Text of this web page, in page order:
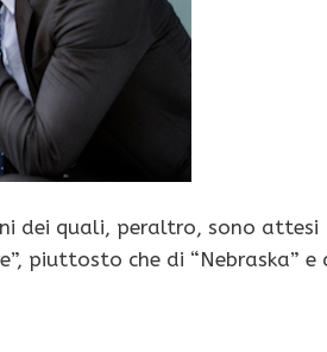
dei quali, peraltro, sono attesi
piuttosto che di “Nebraska” e